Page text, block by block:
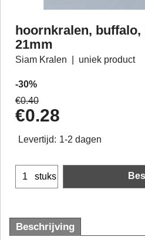
hoornkralen,
21mm
Siam Kralen uniek product
-30%
€0.40
€0.28
Levertijd: 1-2 dagen
stuks
Beschrijving